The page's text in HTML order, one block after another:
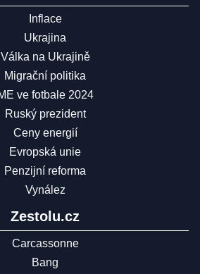
Inflace
Ukrajina
Válka na Ukrajině
Migrační politika
ve fotbale 2024
Ruský prezident
Ceny energií
Evropská unie
Penzijní reforma
Vynález
Zestolu.cz
Carcassonne
Bang